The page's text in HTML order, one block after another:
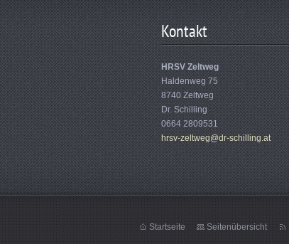
Kontakt
HRSV Zeltweg
Haldenweg 75
8740 Zeltweg
Dr. Schilling
0664 2809531
hrsv-zeltweg@dr-schilling.at
Startseite Seitenübersicht